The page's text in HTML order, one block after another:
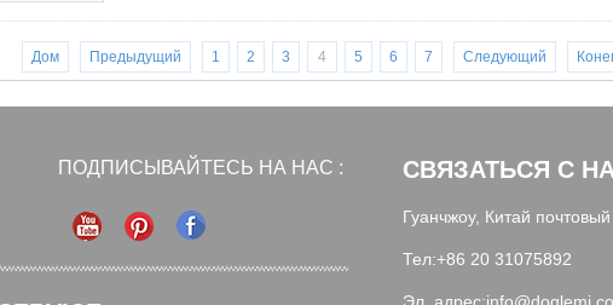
Дом Предыдущий 1 2 3 4 5 6 7 Следующий
ПОДПИСЫВАЙТЕСЬ НА НАС : СВЯЗАТЬСЯ С
Гуанчжоу, Китай
Тел:+86 20 31075892